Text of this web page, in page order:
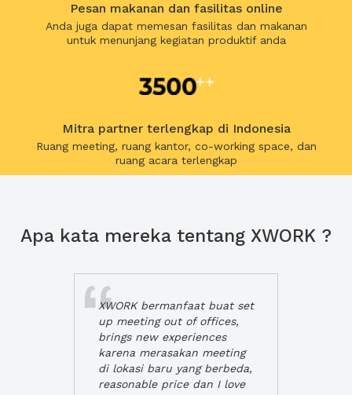
Pesan makanan dan fasilitas online
Anda juga dapat memesan fasilitas dan makanan
untuk menunjang kegiatan produktif anda
Mitra partner terlengkap di Indonesia
Ruang meeting, ruang kantor, co-working space, dan
ruang acara terlengkap
Apa kata mereka tentang XWORK ?
XWORK bermanfaat buat set
up meeting out of offices,
brings new experiences
karena merasakan meeting
di lokasi baru yang berbeda,
reasonable price dan I love